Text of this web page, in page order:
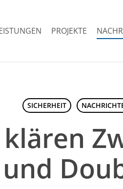
PROJEKTE
SICHERHEIT
klären